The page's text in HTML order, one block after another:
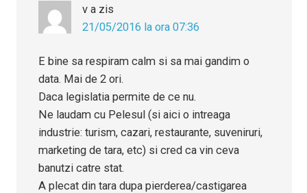
v a zis
21/05/2016 la ora 07:36
E bine sa respiram calm si sa mai gandim o
data. Mai de 2 ori.
Daca legislatia permite de ce nu.
Ne laudam cu Pelesul (si aici o intreaga
industrie: turism, cazari, restaurante, suveniruri,
marketing de tara, etc) si cred ca vin ceva
banutzi catre stat.
A plecat din tara dupa pierderea/castigarea